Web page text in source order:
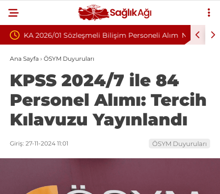
Personeli Alım Nükleoplasti mi, Ameliyat mı? Bel ve Boyun
Fıtığında Doğru Tedavi Seçimi
Ana Sayfa › ÖSYM Duyuruları
KPSS 2024/7 ile 84
Personel Alımı: Tercih
Kılavuzu Yayınlandı
Giriş: 27-11-2024 11:01 ÖSYM Duyuruları